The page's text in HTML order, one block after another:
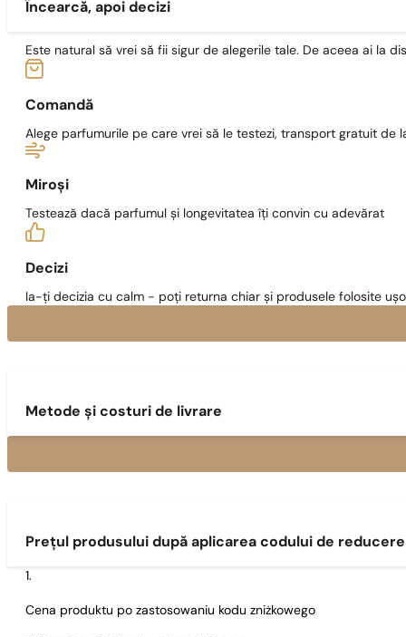
Încearcă, apoi decizi
Este natural să vrei să fii sigur de alegerile tale. De aceea ai la
Comandă
Alege parfumurile pe care vrei să le testezi, transport gratuit de
Miroși
Testează dacă parfumul și longevitatea îți convin cu adevărat
Decizi
Ia-ți decizia cu calm - poți returna chiar și produsele folosite
Metode și costuri de livrare
Prețul produsului după aplicarea codului de reducere
Cena produktu po zastosowaniu kodu zniżkowego